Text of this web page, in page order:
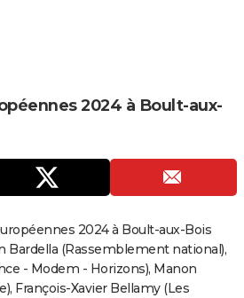
2024 à Boult-aux-
2024 à Boult-aux-Bois
Bardella (Rassemblement national),
- Modem - Horizons), Manon
François-Xavier Bellamy (Les